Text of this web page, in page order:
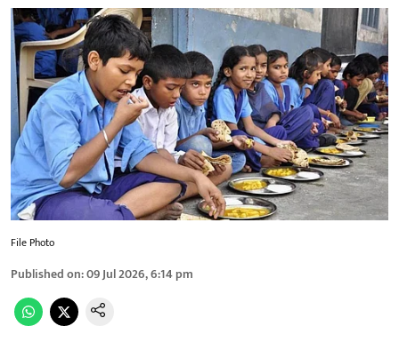
File Photo
Published on:09 Jul 2026, 6:14 pm